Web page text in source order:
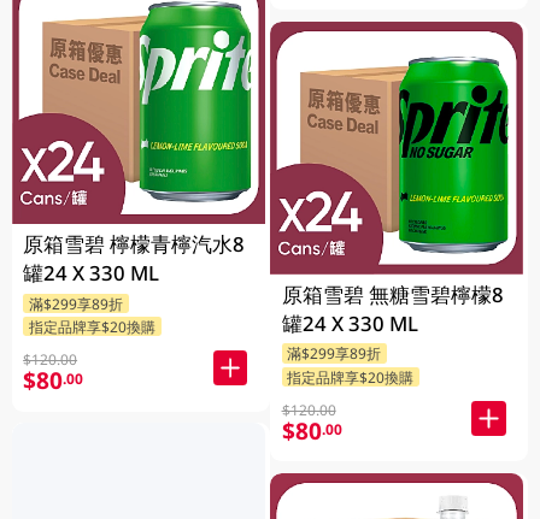
原箱雪碧 檸檬青檸汽水8
罐24 X 330 ML
滿$299享89折
指定品牌享$20換購
$120.00
$80.00
原箱雪碧 無糖雪碧檸檬8
罐24 X 330 ML
滿$299享89折
指定品牌享$20換購
$120.00
$80.00